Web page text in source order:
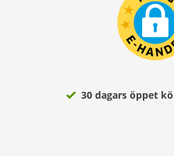
30 dagars öppet